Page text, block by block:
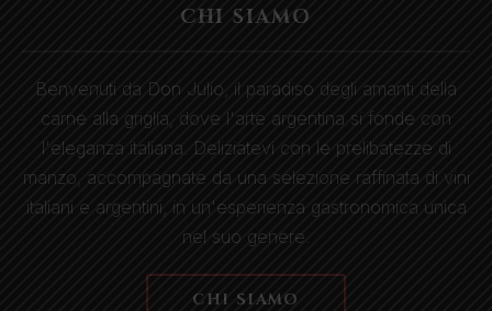
CHI SIAMO
Benvenuti da Don Julio, il paradiso degli amanti della
carne alla griglia, dove l'arte argentina si fonde con
l'eleganza italiana. Deliziatevi con le prelibatezze di
manzo, accompagnate da una selezione raffinata di vini
italiani e argentini, in un'esperienza gastronomica unica
nel suo genere.
CHI SIAMO